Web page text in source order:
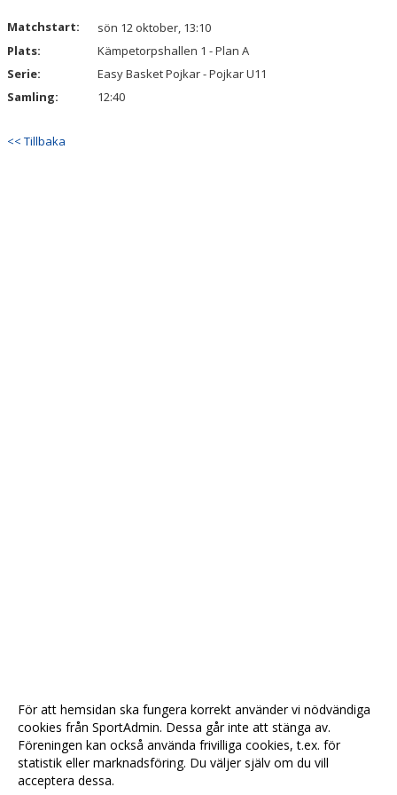
Matchstart:
sön 12 oktober, 13:10
Plats:
Kämpetorpshallen 1 - Plan A
Serie:
Easy Basket Pojkar - Pojkar U11
Samling:
12:40
<< Tillbaka
För att hemsidan ska fungera korrekt använder vi nödvändiga
cookies från SportAdmin. Dessa går inte att stänga av.
Föreningen kan också använda frivilliga cookies, t.ex. för
statistik eller marknadsföring. Du väljer själv om du vill
acceptera dessa.